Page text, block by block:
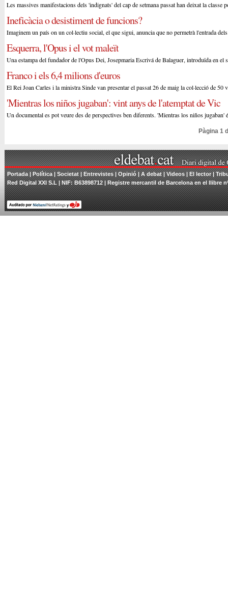
Les massives manifestacions dels 'indignats' del cap de setmana passat han deixat la classe
Ineficàcia o desistiment de funcions?
Imaginem un país on un col·lectiu social, el que sigui, anuncia que no permetrà l'entrada
Esquerra, l'Opus i el vot maleït
Una estampa del fundador de l'Opus Dei, Josepmaria Escrivá de Balaguer, introduïda en el
Franco i els 6,4 milions d'euros
El Rei Joan Carles i la ministra Sinde van presentar el passat 26 de maig la col·lecció de 50
'Mientras los niños jugaban': vint anys de l'atemptat de Vic
Un documental es pot veure des de perspectives ben diferents. 'Mientras los niños jugaban'
Pàgina 1
Portada|Política|Societat|Entrevistes|Opinió|A debat|Videos|El lector|
Red Digital XXI S.L | NIF: B63898712 | Registre mercantil de Barcelona en el llibre